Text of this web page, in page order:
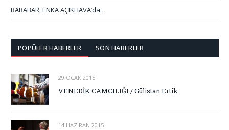
BARABAR, ENKA AÇIKHAVA’da…
POPÜLER HABERLER SON HABERLER
29 OCAK 2015
VENEDİK CAMCILIĞI / Gülistan Ertik
14 HAZIRAN 2015